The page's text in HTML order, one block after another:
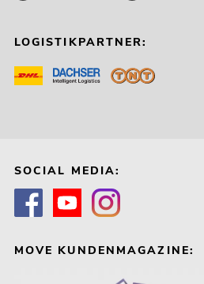
LOGISTIKPARTNER:
SOCIAL MEDIA:
MOVE KUNDENMAGAZINE: